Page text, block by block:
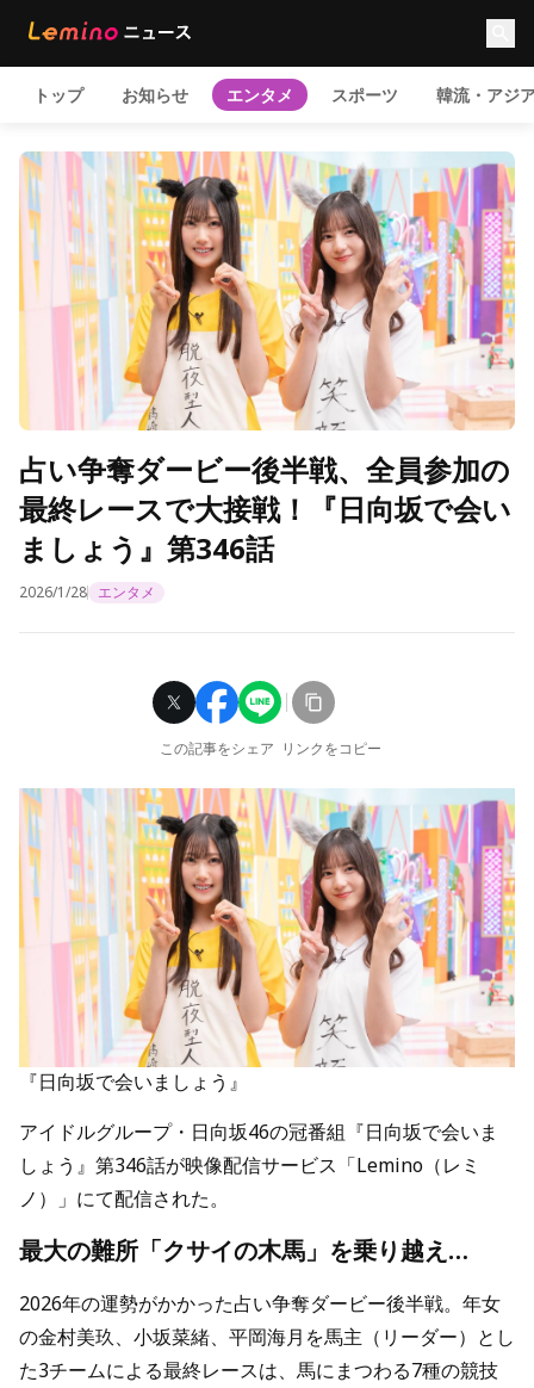
トップ お知らせ エンタメ スポーツ 韓流・アジ
占い争奪ダービー後半戦、全員参加の
最終レースで大接戦！『日向坂で会い
ましょう』第346話
2026/1/28 エンタメ
この記事をシェア リンクをコピー
『日向坂で会いましょう』
アイドルグループ・日向坂46の冠番組『日向坂で会いま
しょう』第346話が映像配信サービス「Lemino（レミ
ノ）」にて配信された。
最大の難所「クサイの木馬」を乗り越え…
2026年の運勢がかかった占い争奪ダービー後半戦。年女
の金村美玖、小坂菜緒、平岡海月を馬主（リーダー）とし
た3チームによる最終レースは、馬にまつわる7種の競技